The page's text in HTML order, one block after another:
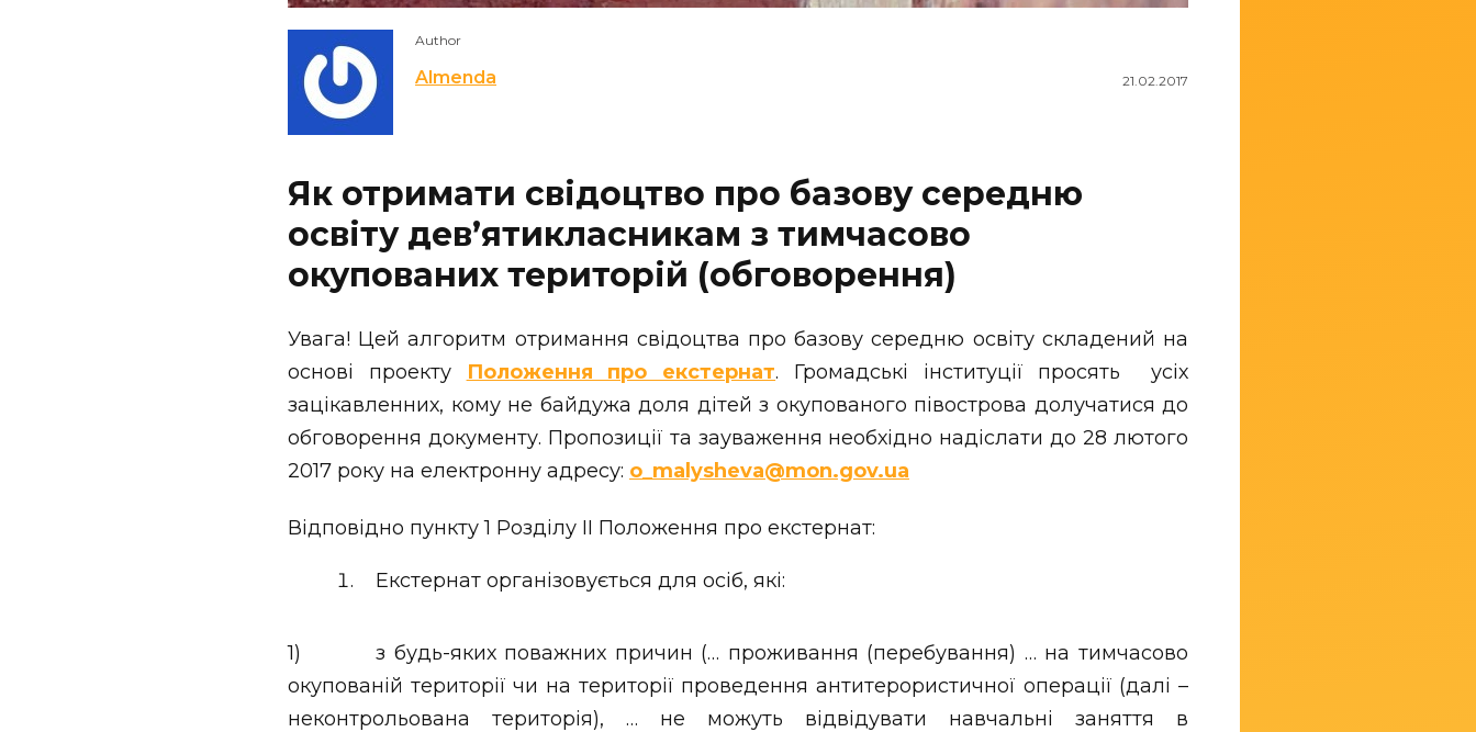
Author
Almenda 21.02.2017
Як отримати свідоцтво про базову середню
освіту дев’ятикласникам з тимчасово
окупованих територій (обговорення)
Увага! Цей алгоритм отримання свідоцтва про базову середню освіту складений на
основі проекту
Положення про екстернат. Громадські інституції просять усіх
зацікавленних, кому не байдужа доля дітей з окупованого півострова долучатися до
обговорення документу. Пропозиції та зауваження необхідно надіслати до 28 лютого
2017 року на електронну адресу: o_malysheva@mon.gov.ua
Відповідно пункту 1 Розділу ІІ Положення про екстернат:
Екстернат організовується для осіб, які:
1) з будь-яких поважних причин (… проживання (перебування) … на тимчасово
окупованій території чи на території проведення антитерористичної операції (далі –
неконтрольована територія), … не можуть відвідувати навчальні заняття в